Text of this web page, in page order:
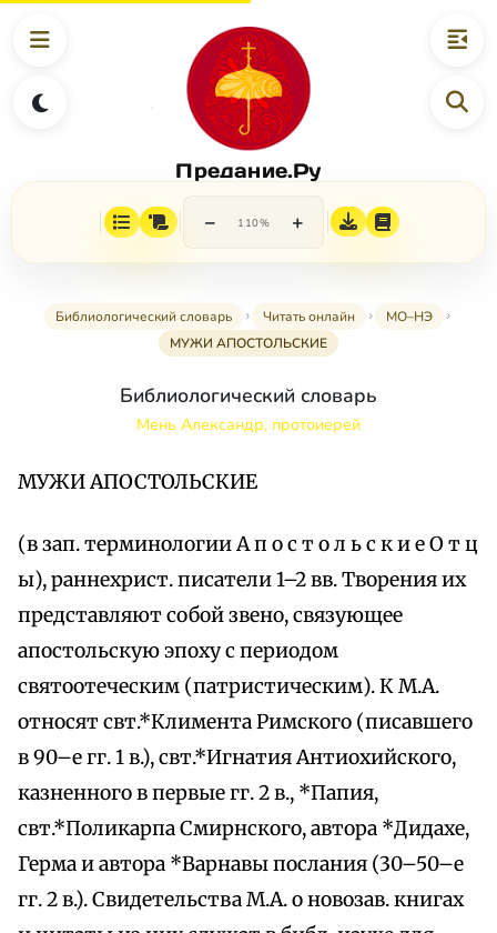
Предание.Ру
− 110% +
Библиологический словарь Читать онлайн
МО–НЭ
МУЖИ АПОСТОЛЬСКИЕ
Библиологический словарь
Мень Александр, протоиерей
МУЖИ АПОСТОЛЬСКИЕ
(в зап. терминологии А п о с т о л ь с к и е О т ц
ы), раннехрист. писатели 1–2 вв. Творения их
представляют собой звено, связующее
апостольскую эпоху с периодом
святоотеческим (патристическим). К М.А.
относят свт.*Климента Римского (писавшего
в 90–е гг. 1 в.), свт.*Игнатия Антиохийского,
казненного в первые гг. 2 в., *Папия,
свт.*Поликарпа Смирнского, автора *Дидахе,
Герма и автора *Варнавы послания (30–50–е
гг. 2 в.). Свидетельства М.А. о новозав. книгах